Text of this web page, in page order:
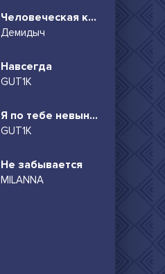
Человеческая комедия
Демидыч
Навсегда
GUT1K
Я по тебе невыносимо скучаю
GUT1K
Не забывается
MILANNA